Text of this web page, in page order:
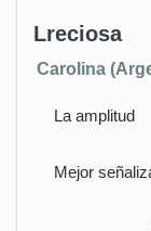
Lreciosa
Carolina
La amplitud
Mejor